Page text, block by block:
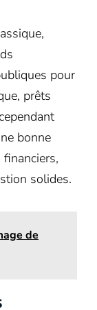
pour
prêts
bonne
solides.
de